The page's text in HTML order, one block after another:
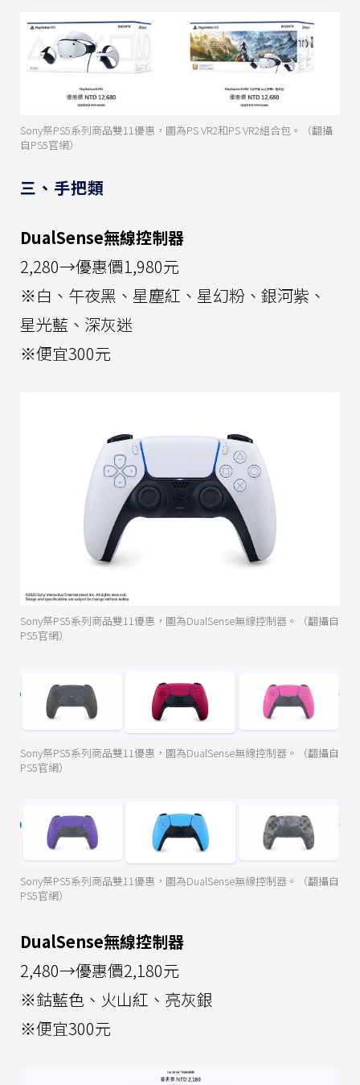
Sony祭PS5系列商品雙11優惠，圖為PS VR2和PS VR2組合包。（翻攝
自PS5官網）
三、手把類
DualSense無線控制器
2,280→優惠價1,980元
※白、午夜黑、星塵紅、星幻粉、銀河紫、
星光藍、深灰迷
※便宜300元
Sony祭PS5系列商品雙11優惠，圖為DualSense無線控制器。（翻攝自
PS5官網）
Sony祭PS5系列商品雙11優惠，圖為DualSense無線控制器。（翻攝自
PS5官網）
Sony祭PS5系列商品雙11優惠，圖為DualSense無線控制器。（翻攝自
PS5官網）
DualSense無線控制器
2,480→優惠價2,180元
※鈷藍色、火山紅、亮灰銀
※便宜300元